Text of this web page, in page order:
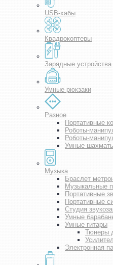
USB-хабы
Квадрокоптеры
Зарядные устройства
Умные рюкзаки
Разное
Портативные
Роботы-
Роботы-
Умные
Музыка
Браслет
Музыкальные
Портативные
Портативные
Студия
Умные
Умные гитары
Тюнеры
Электронная